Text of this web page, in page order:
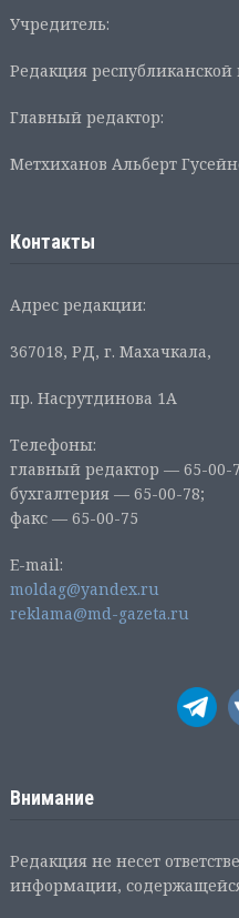
Учредитель:
Редакция
Главный редактор:
Метхиханов Альберт
Контакты
Адрес редакции:
367018, РД, г. Махачкала,
пр. Насрутдинова 1А
Телефоны:
главный редактор — 65-00-
бухгалтерия — 65-00-78;
факс — 65-00-75
E-mail:
moldag@yandex.ru
reklama@md-gazeta.ru
Внимание
Редакция не несет
информации,